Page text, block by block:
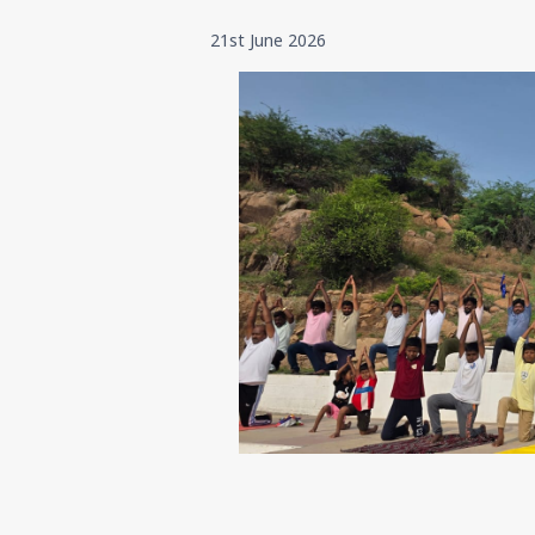
21st June 2026